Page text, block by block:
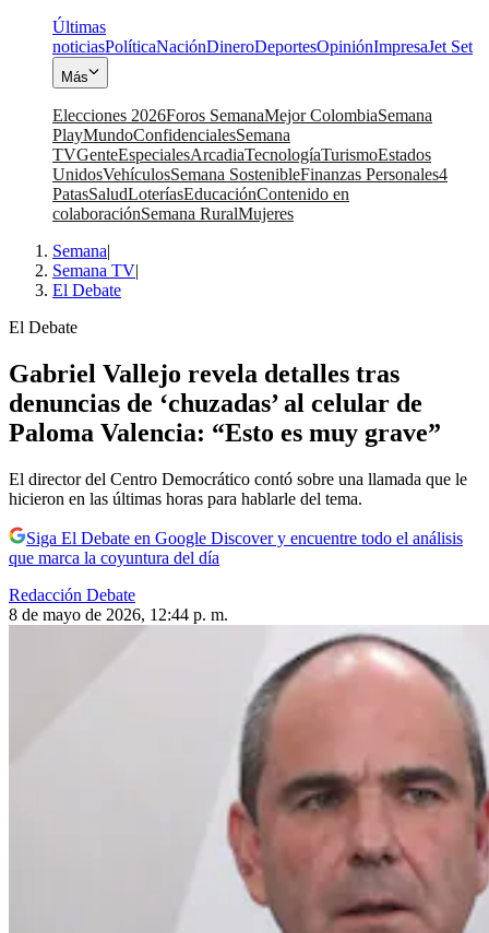
Últimas
noticiasPolíticaNaciónDineroDeportesOpiniónImpresaJet Set
Más
Elecciones 2026Foros SemanaMejor ColombiaSemana
PlayMundoConfidencialesSemana
TVGenteEspecialesArcadiaTecnologíaTurismoEstados
UnidosVehículosSemana SostenibleFinanzas Personales4
PatasSaludLoteríasEducaciónContenido en
colaboraciónSemana RuralMujeres
Semana|
Semana TV|
El Debate
El Debate
Gabriel Vallejo revela detalles tras
denuncias de ‘chuzadas’ al celular de
Paloma Valencia: “Esto es muy grave”
El director del Centro Democrático contó sobre una llamada que le
hicieron en las últimas horas para hablarle del tema.
Siga El Debate en Google Discover y encuentre todo el análisis
que marca la coyuntura del día
Redacción Debate
8 de mayo de 2026, 12:44 p. m.